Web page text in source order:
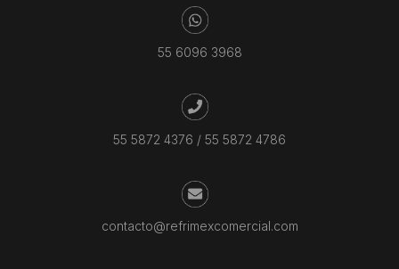
55 6096 3968
55 5872 4376 / 55 5872 4786
contacto@refrimexcomercial.com